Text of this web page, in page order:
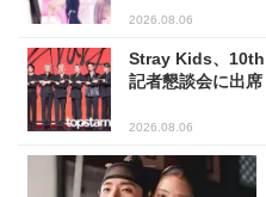
2026.08.06
Stray Kids、10th
記者懇談会に出
2026.08.06